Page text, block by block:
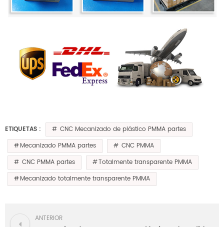
ETIQUETAS :
CNC Mecanizado de plástico PMMA partes
Mecanizado PMMA partes
CNC PMMA
CNC PMMA partes
Totalmente transparente PMMA
Mecanizado totalmente transparente PMMA
ANTERIOR